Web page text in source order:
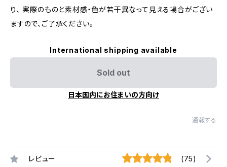
り、 実際のものと素材感・色が若干異なって見える場合がござい
ますので、ご了承ください。
International shipping available
Sold out
日本国内にお住まいの方向け
通報する
レビュー (75)